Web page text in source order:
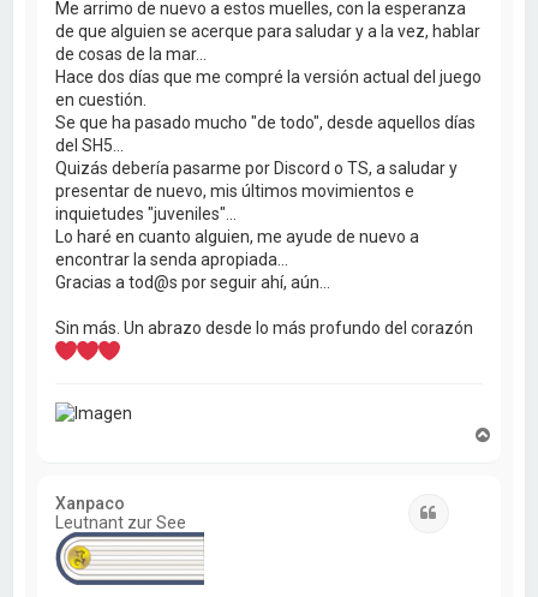
Me arrimo de nuevo a estos muelles, con la esperanza
de que alguien se acerque para saludar y a la vez, hablar
de cosas de la mar...
Hace dos días que me compré la versión actual del juego
en cuestión.
Se que ha pasado mucho "de todo", desde aquellos días
del SH5...
Quizás debería pasarme por Discord o TS, a saludar y
presentar de nuevo, mis últimos movimientos e
inquietudes "juveniles"...
Lo haré en cuanto alguien, me ayude de nuevo a
encontrar la senda apropiada...
Gracias a tod@s por seguir ahí, aún...
Sin más. Un abrazo desde lo más profundo del corazón
Xanpaco
Leutnant zur See